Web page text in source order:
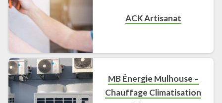
ACK Artisanat
MB Énergie Mulhouse –
Chauffage Climatisation